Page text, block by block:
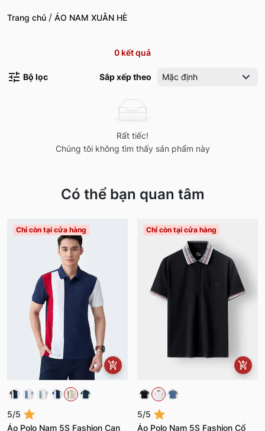
Trang chủ / ÁO NAM XUÂN HÈ
0 kết quả
Bộ lọc Sắp xếp theo Mặc định
Rất tiếc!
Chúng tôi không tìm thấy sản phẩm này
Có thể bạn quan tâm
Chỉ còn tại cửa hàng
5/5
Áo Polo Nam 5S Fashion Can
Chỉ còn tại cửa hàng
5/5
Áo Polo Nam 5S Fashion Cổ